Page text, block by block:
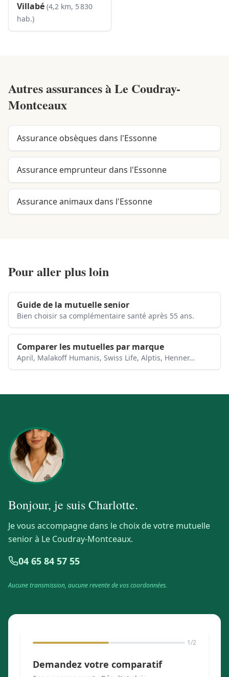
Villabé (4,2 km, 5 830
hab.)
Autres assurances àLe Coudray-
Montceaux
Assurance obsèques dans l'Essonne
Assurance emprunteur dans l'Essonne
Assurance animaux dans l'Essonne
Pour aller plus loin
Guide de la mutuelle senior
Bien choisir sa complémentaire santé après 55 ans.
Comparer les mutuelles par marque
April, Malakoff Humanis, Swiss Life, Alptis, Henner…
Bonjour, je suisCharlotte.
Je vous accompagne dans le choix de votre mutuelle
senior à Le Coudray-Montceaux.
04 65 84 57 55
Aucune transmission, aucune revente de vos coordonnées.
1/2
Demandez votre comparatif